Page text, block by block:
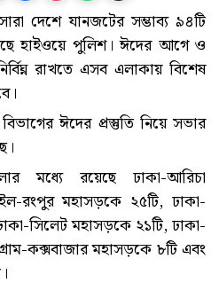
দেশে যানজটের সম্ভাব্য ৯৪টি
হাইওয়ে পুলিশ। ঈদের আগে ও
রাখতে এসব এলাকায় বিশেষ
ঈদের প্রস্তুতি নিয়ে সভার
মধ্যে রয়েছে ঢাকা-আরিচা
রংপুর মহাসড়কে ২৫টি, ঢাকা-
সিলেট মহাসড়কে ২১টি, ঢাকা-
কক্সবাজার মহাসড়কে ৮টি এবং